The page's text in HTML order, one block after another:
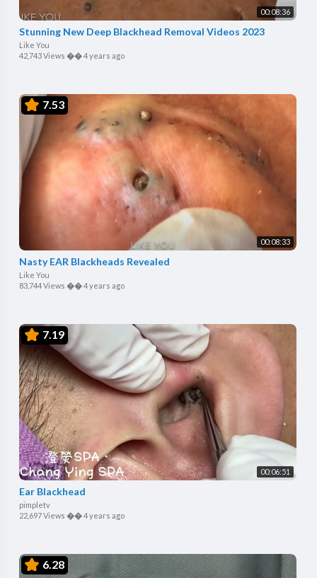
00:08:36
Stunning New Deep Blackhead Removal Videos 2023
Like You
42,743 Views ��4 years ago
7.53
00:08:33
Nasty EAR Blackheads Revealed
Like You
83,744 Views ��4 years ago
7.19
00:06:51
Ear Blackhead
pimpletv
22,697 Views ��4 years ago
6.28